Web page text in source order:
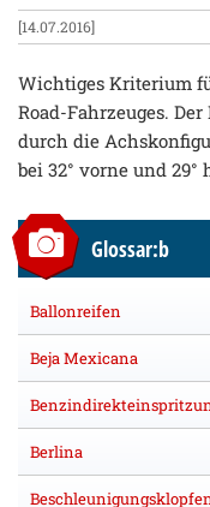
[14.07.2016]
Wichtiges Kriterium
Road-Fahrzeuges.
durch die
bei 32° vorne und 29°
Glossar:b
Ballonreifen
Beja Mexicana
Berlina